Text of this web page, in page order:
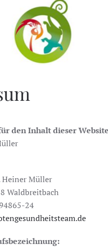
den Inhalt dieser
Heiner Müller
Waldbreitbach
24